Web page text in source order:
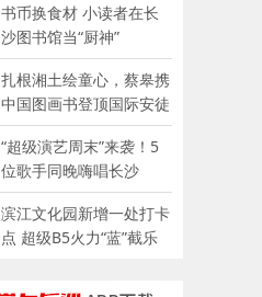
书币换食材 小读者在长
沙图书馆当“厨神”
扎根湘土绘童心，蔡皋携
中国图画书登顶国际安徒
生奖
“超级演艺周末”来袭！5
位歌手同晚嗨唱长沙
滨江文化园新增一处打卡
点 超级B5火力“蓝”截乐